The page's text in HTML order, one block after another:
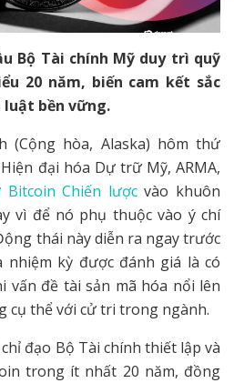
Bộ Tài chính Mỹ duy trì quỹ
20 năm, biến cam kết sắc
luật bền vững.
(Cộng hòa, Alaska) hôm thứ
đại hóa Dự trữ Mỹ, ARMA,
Chiến lượcvào khuôn
vì để nó phụ thuộc vào ý chí
thái này diễn ra ngay trước
nhiệm kỳ được đánh giá là có
vấn đề tài sản mã hóa nổi lên
cụ thể với cử tri trong ngành.
đạo Bộ Tài chính thiết lập và
trong ít nhất 20 năm, đồng